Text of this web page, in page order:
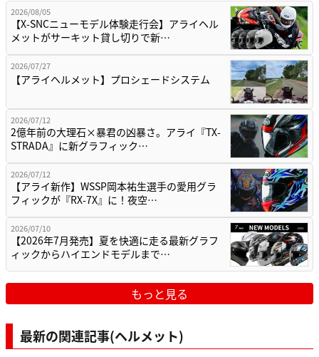
2026/08/05
【X-SNCニューモデル体験走行会】アライヘル
メットがサーキット貸し切りで新…
2026/07/27
【アライヘルメット】プロシェードシステム
2026/07/12
2億年前の大理石×暴君の凶暴さ。アライ『TX-
STRADA』に新グラフィック…
2026/07/12
【アライ新作】WSSP岡本祐生選手の愛用グラ
フィックが『RX-7X』に！夜空…
2026/07/10
【2026年7月発売】夏を快適に走る最新グラフ
ィックからハイエンドモデルまで…
もっと見る
最新の関連記事(ヘルメット)